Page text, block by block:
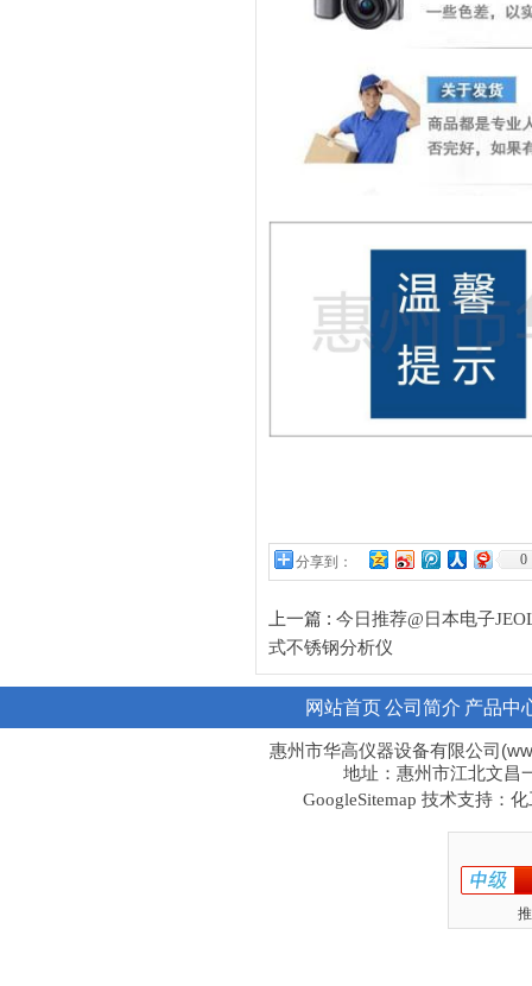
分享到： 0
上一篇 : 今日推荐@日本电子
式不锈钢分析仪
网站首页公司简介 产品中
惠州市华高仪器设备有限公司
地址：惠州市江北文昌
GoogleSitemap 技术支持：